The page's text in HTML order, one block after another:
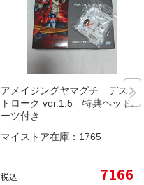
アメイジングヤマグチ デスス
トローク ver.1.5 特典ヘッドパ
ーツ付き
マイストア在庫： 1765
税込 7166